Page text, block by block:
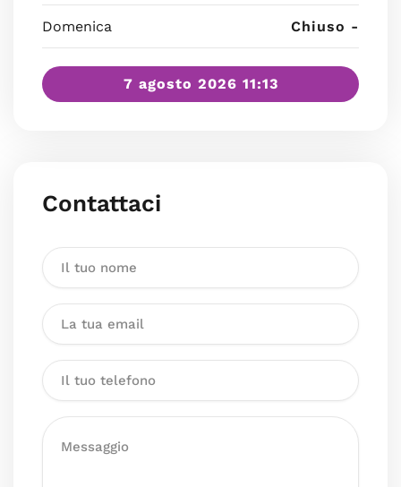
Domenica Chiuso -
7 agosto 2026 11:13
Contattaci